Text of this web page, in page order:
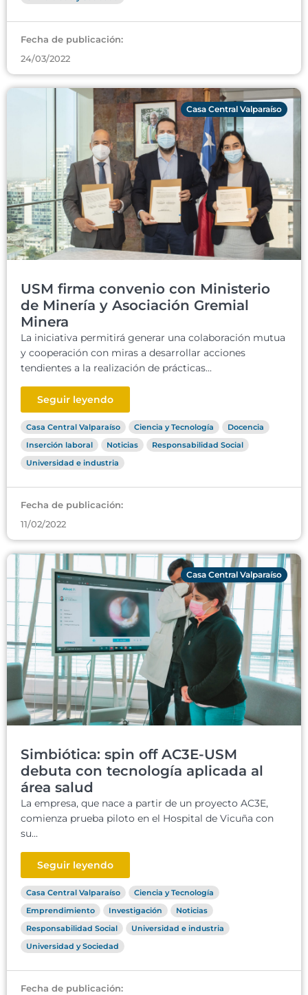
Fecha de publicación:
24/03/2022
Casa Central Valparaíso
USM firma convenio con Ministerio
de Minería y Asociación Gremial
Minera
La iniciativa permitirá generar una colaboración mutua
y cooperación con miras a desarrollar acciones
tendientes a la realización de prácticas...
Seguir leyendo
Casa Central Valparaíso Ciencia y Tecnología
Docencia
Inserción laboral
Noticias
Responsabilidad Social
Universidad e industria
Fecha de publicación:
11/02/2022
Casa Central Valparaíso
Simbiótica: spin off AC3E-USM
debuta con tecnología aplicada al
área salud
La empresa, que nace a partir de un proyecto AC3E,
comienza prueba piloto en el Hospital de Vicuña con
su...
Seguir leyendo
Casa Central Valparaíso
Ciencia y Tecnología
Emprendimiento
Investigación
Noticias
Responsabilidad Social
Universidad e industria
Universidad y Sociedad
Fecha de publicación: